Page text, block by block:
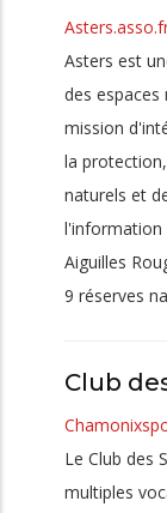
Asters est
des espaces
mission
la
naturels et
l'information
Aiguilles
9 réserves
Club
Le Club des
multiples